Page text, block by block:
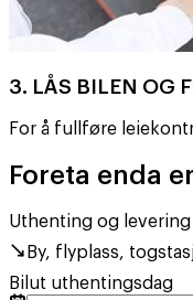
3. LÅS BILEN OG
For å fullføre
Foreta enda
Uthenting og levering
By, flyplass,
Bilut uthentingsdag